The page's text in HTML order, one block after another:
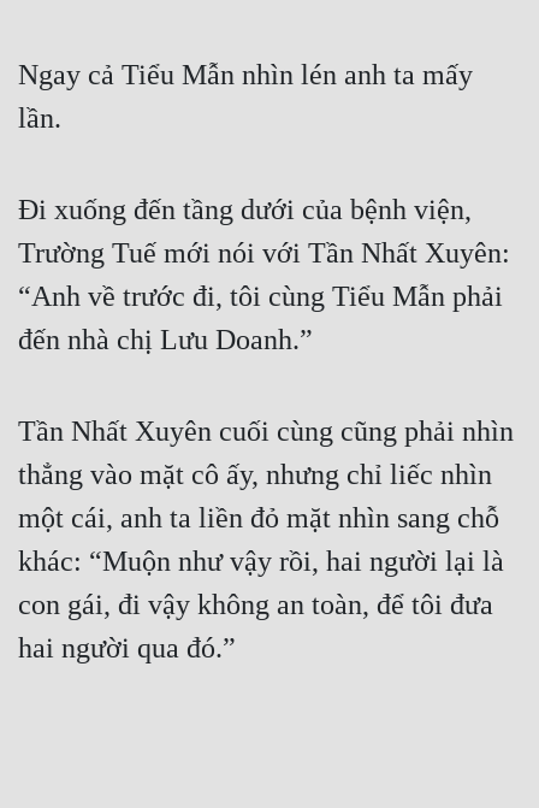
Ngay cả Tiểu Mẫn nhìn lén anh ta mấy
lần.
Đi xuống đến tầng dưới của bệnh viện,
Trường Tuế mới nói với Tần Nhất Xuyên:
“Anh về trước đi, tôi cùng Tiểu Mẫn phải
đến nhà chị Lưu Doanh.”
Tần Nhất Xuyên cuối cùng cũng phải nhìn
thẳng vào mặt cô ấy, nhưng chỉ liếc nhìn
một cái, anh ta liền đỏ mặt nhìn sang chỗ
khác: “Muộn như vậy rồi, hai người lại là
con gái, đi vậy không an toàn, để tôi đưa
hai người qua đó.”